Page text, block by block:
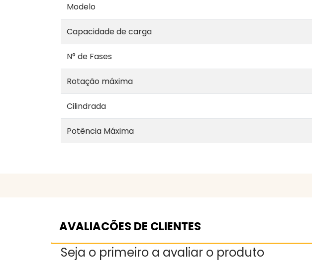
Modelo
Capacidade de carga
N° de Fases
Rotação máxima
Cilindrada
Potência Máxima
AVALIACÕES DE CLIENTES
Seja o primeiro a avaliar o produto